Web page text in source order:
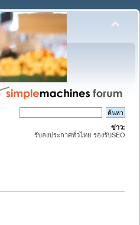
ข่าว:
รับลงประกาศทั่วไทย รองรับSEO